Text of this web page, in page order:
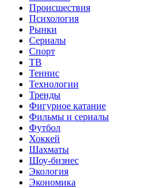
Происшествия
Психология
Рынки
Сериалы
Спорт
ТВ
Теннис
Технологии
Тренды
Фигурное катание
Фильмы и сериалы
Футбол
Хоккей
Шахматы
Шоу-бизнес
Экология
Экономика